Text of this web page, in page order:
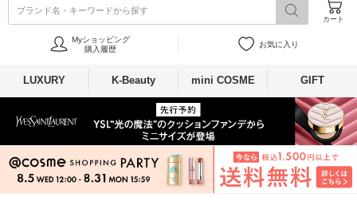
ブランド名・キーワードから探す
カート
Myショッピング
購入履歴
お気に入り
LUXURY K-Beauty mini COSME GIFT